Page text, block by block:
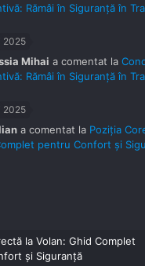
Rămâi în Siguranță în
2025
Mihai a comentat la
Rămâi în Siguranță în
2025
a comentat la Poziția
pentru Confort și
la Volan: Ghid Complet
și Siguranță